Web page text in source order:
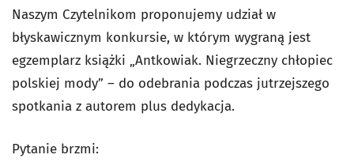
Naszym Czytelnikom proponujemy udział w
błyskawicznym konkursie, w którym wygraną jest
egzemplarz książki „Antkowiak. Niegrzeczny chłopiec
polskiej mody” – do odebrania podczas jutrzejszego
spotkania z autorem plus dedykacja.
Pytanie brzmi: